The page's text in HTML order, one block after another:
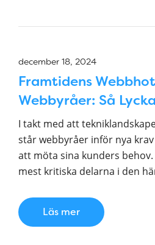
december 18, 2024
Framtidens
Webbyråer: Så
I takt med att
står webbyråer inför nya
att möta sina kunders
mest kritiska delarna i den
Läs mer